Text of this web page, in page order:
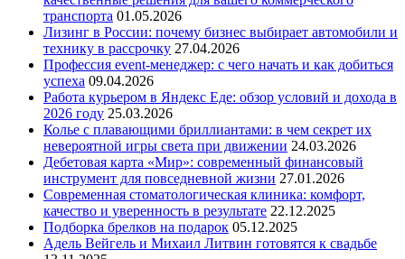
транспорта 01.05.2026
Лизинг в России: почему бизнес выбирает автомобили и
технику в рассрочку 27.04.2026
Профессия event-менеджер: с чего начать и как добиться
успеха 09.04.2026
Работа курьером в Яндекс Еде: обзор условий и дохода в
2026 году 25.03.2026
Колье с плавающими бриллиантами: в чем секрет их
невероятной игры света при движении 24.03.2026
Дебетовая карта «Мир»: современный финансовый
инструмент для повседневной жизни 27.01.2026
Современная стоматологическая клиника: комфорт,
качество и уверенность в результате 22.12.2025
Подборка брелков на подарок 05.12.2025
Адель Вейгель и Михаил Литвин готовятся к свадьбе